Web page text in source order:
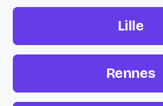
Lille
Rennes